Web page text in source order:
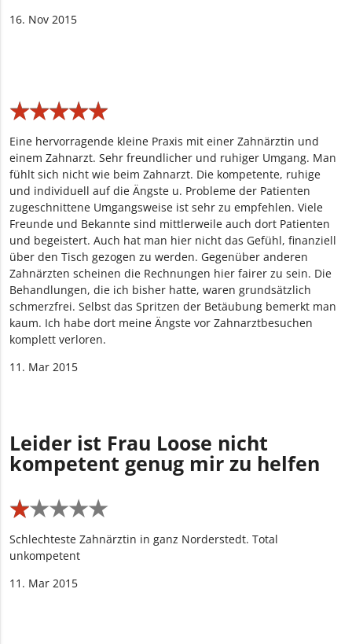
16. Nov 2015
★★★★★
★★★★★
Eine hervorragende kleine Praxis mit einer Zahnärztin und
einem Zahnarzt. Sehr freundlicher und ruhiger Umgang. Man
fühlt sich nicht wie beim Zahnarzt. Die kompetente, ruhige
und individuell auf die Ängste u. Probleme der Patienten
zugeschnittene Umgangsweise ist sehr zu empfehlen. Viele
Freunde und Bekannte sind mittlerweile auch dort Patienten
und begeistert. Auch hat man hier nicht das Gefühl, finanziell
über den Tisch gezogen zu werden. Gegenüber anderen
Zahnärzten scheinen die Rechnungen hier fairer zu sein. Die
Behandlungen, die ich bisher hatte, waren grundsätzlich
schmerzfrei. Selbst das Spritzen der Betäubung bemerkt man
kaum. Ich habe dort meine Ängste vor Zahnarztbesuchen
komplett verloren.
11. Mar 2015
Leider ist Frau Loose nicht
kompetent genug mir zu helfen
★★★★★
★★★★★
Schlechteste Zahnärztin in ganz Norderstedt. Total
unkompetent
11. Mar 2015